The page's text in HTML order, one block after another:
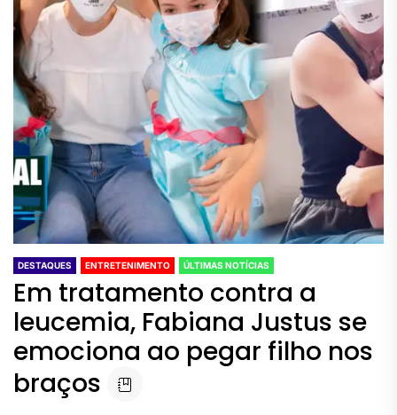
DESTAQUES ENTRETENIMENTO ÚLTIMAS NOTÍCIAS
Em tratamento contra a
leucemia, Fabiana Justus se
emociona ao pegar filho nos
braços